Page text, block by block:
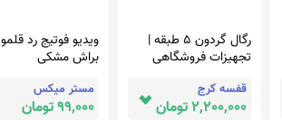
رگال گردون 5 طبقه |
تجهیزات فروشگاهی
قفسه کرج
2,200,000 تومان
ویدیو فوتیج رد قلمو
براش مشکی
مستر میکس
99,000 تومان